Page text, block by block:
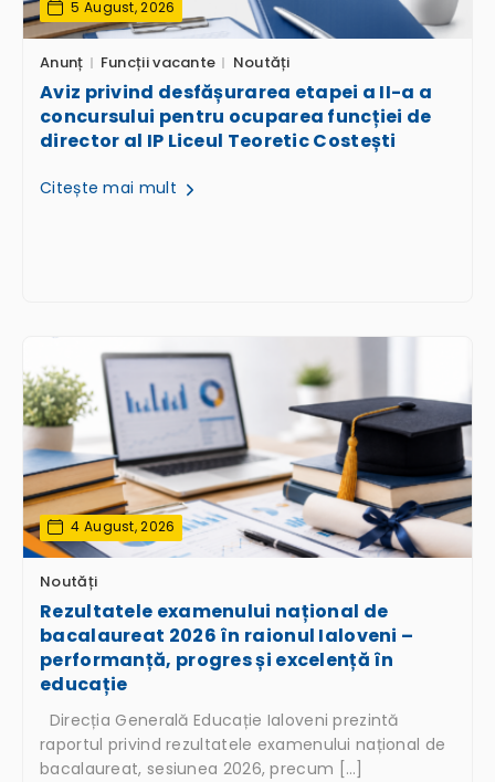
5 August, 2026
Anunț Funcții vacante Noutăți
Aviz privind desfășurarea etapei a II-a a
concursului pentru ocuparea funcției de
director al IP Liceul Teoretic Costești
Citește mai mult
4 August, 2026
Noutăți
Rezultatele examenului național de
bacalaureat 2026 în raionul Ialoveni –
performanță, progres și excelență în
educație
Direcția Generală Educație Ialoveni prezintă
raportul privind rezultatele examenului național de
bacalaureat, sesiunea 2026, precum […]